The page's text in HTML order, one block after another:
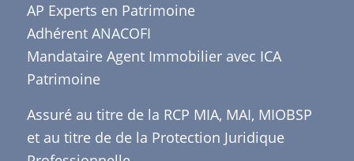
AP Experts en Patrimoine
Adhérent ANACOFI
Mandataire Agent Immobilier avec ICA
Patrimoine
Assuré au titre de la RCP MIA, MAI, MIOBSP
et au titre de de la Protection Juridique